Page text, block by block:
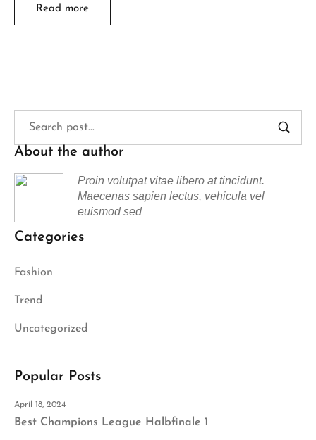
Read more
About the author
Proin volutpat vitae libero at tincidunt.
Maecenas sapien lectus, vehicula vel
euismod sed
Categories
Fashion
Trend
Uncategorized
Popular Posts
April 18, 2024
Best Champions League Halbfinale 1